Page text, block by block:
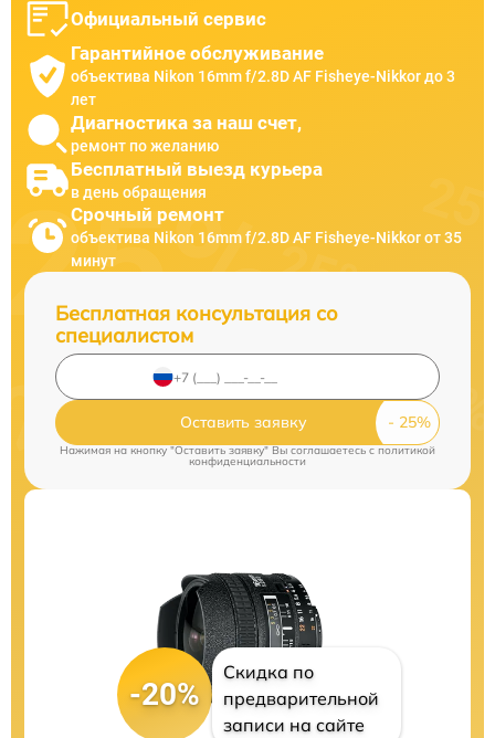
Официальный сервис
Гарантийное обслуживание
объектива Nikon 16mm f/2.8D AF Fisheye-Nikkor до 3
лет
Диагностика за наш счет,
ремонт по желанию
Бесплатный выезд курьера
в день обращения
Срочный ремонт
объектива Nikon 16mm f/2.8D AF Fisheye-Nikkor от 35
минут
Бесплатная консультация со
специалистом
Оставить заявку
Нажимая на кнопку "Оставить заявку" Вы соглашаетесь cполитикой
конфиденциальности
-20%
Скидка по
предварительной
записи на сайте